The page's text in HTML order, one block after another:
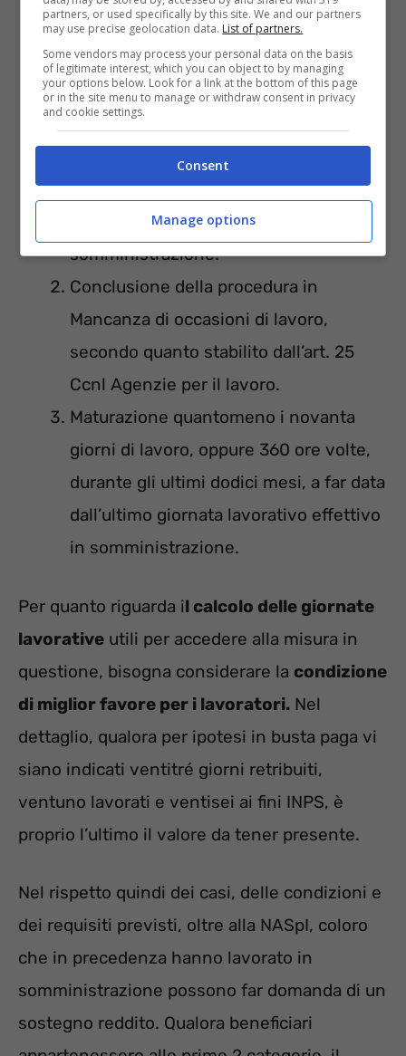
Maturazione quantomeno di 110 giorni
di lavoro, oppure 440 ore lavorate in
merito al part – time verticale, misto
oppure contratti con Monte ore
garantito. Ciò, nell’arco degli ultimi
dodici mesi, a far data dall’ultimo
effettivo giorno lavorativo in
somministrazione.
Conclusione della procedura in
Mancanza di occasioni di lavoro,
secondo quanto stabilito dall’art. 25
Ccnl Agenzie per il lavoro.
Maturazione quantomeno i novanta
giorni di lavoro, oppure 360 ore volte,
durante gli ultimi dodici mesi, a far data
dall’ultimo giornata lavorativo effettivo
in somministrazione.
Per quanto riguarda il calcolo delle giornate
lavorative utili per accedere alla misura in
questione, bisogna considerare la condizione
di miglior favore per i lavoratori. Nel
dettaglio, qualora per ipotesi in busta paga vi
siano indicati ventitré giorni retribuiti,
ventuno lavorati e ventisei ai fini INPS, è
proprio l’ultimo il valore da tener presente.
Nel rispetto quindi dei casi, delle condizioni e
dei requisiti previsti, oltre alla NASpI, coloro
che in precedenza hanno lavorato in
somministrazione possono far domanda di un
sostegno reddito. Qualora beneficiari
partners, or used specifically by this site. We and our partners
may use precise geolocation data. List of partners.
Some vendors may process your personal data on the basis
of legitimate interest, which you can object to by managing
your options below. Look for a link at the bottom of this page
or in the site menu to manage or withdraw consent in privacy
and cookie settings.
Consent
Manage options